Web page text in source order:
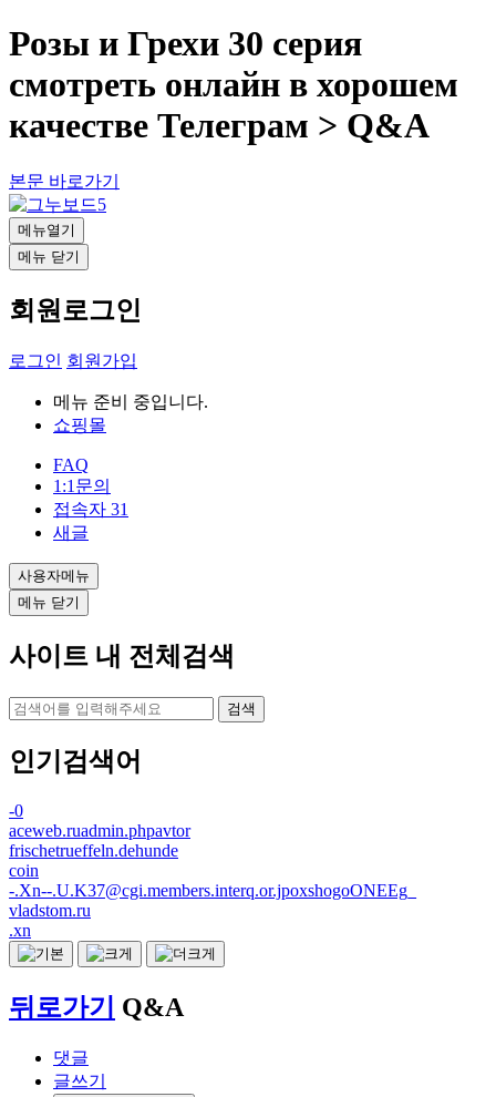
Розы и Грехи 30 серия
смотреть онлайн в хорошем
качестве Телеграм > Q&A
본문 바로가기
메뉴열기
메뉴 닫기
회원로그인
로그인 회원가입
메뉴 준비 중입니다.
쇼핑몰
FAQ
1:1문의
접속자 31
새글
사용자메뉴
메뉴 닫기
사이트 내 전체검색
검색
인기검색어
-0
aceweb.ruadmin.phpavtor
frischetrueffeln.dehunde
coin
-.Xn--.U.K37@cgi.members.interq.or.jpoxshogoONEEg_
vladstom.ru
.xn
뒤로가기 Q&A
댓글
글쓰기